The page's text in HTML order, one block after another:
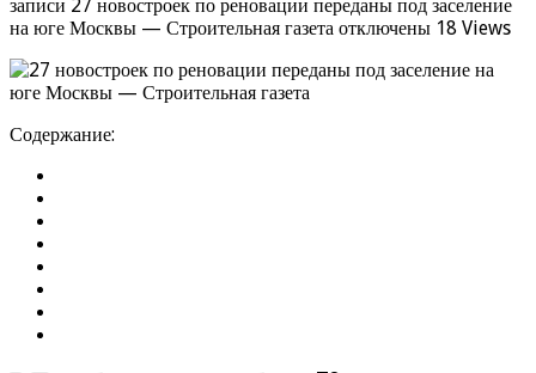
записи 27 новостроек по реновации переданы под заселение
на юге Москвы — Строительная газета отключены 18 Views
Содержание: